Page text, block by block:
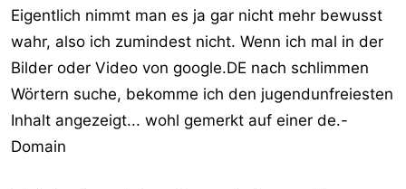
t
a
r
t
e
t
m
Eigentlich nimmt man es ja gar nicht mehr bewusst
wahr, also ich zumindest nicht. Wenn ich mal in der
Bilder oder Video von google.DE nach schlimmen
Wörtern suche, bekomme ich den jugendunfreiesten
Inhalt angezeigt... wohl gemerkt auf einer de.-
Domain